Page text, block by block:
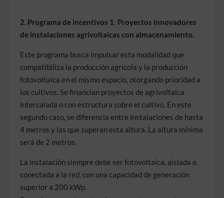
2. Programa de incentivos 1: Proyectos innovadores
de instalaciones agrivoltaicas con almacenamiento.
Este programa busca impulsar esta modalidad que
compatibiliza la producción agrícola y la producción
fotovoltaica en el mismo espacio, otorgando prioridad a
los cultivos. Se financian proyectos de agrivoltaica
intercalada o con estructura sobre el cultivo. En este
segundo caso, se diferencia entre instalaciones de hasta
4 metros y las que superan esta altura. La altura mínima
será de 2 metros.
La instalación siempre debe ser fotovoltaica, aislada o
conectada a la red, con una capacidad de generación
superior a 200 kWp.